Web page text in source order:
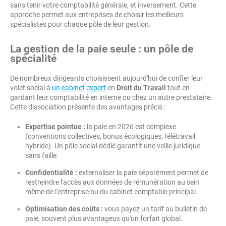
sans tenir votre comptabilité générale, et inversement. Cette
approche permet aux entreprises de choisir les meilleurs
spécialistes pour chaque pôle de leur gestion.
La gestion de la paie seule : un pôle de
spécialité
De nombreux dirigeants choisissent aujourd'hui de confier leur
volet social à un cabinet expert en Droit du Travail tout en
gardant leur comptabilité en interne ou chez un autre prestataire.
Cette dissociation présente des avantages précis :
Expertise pointue : la paie en 2026 est complexe
(conventions collectives, bonus écologiques, télétravail
hybride). Un pôle social dédié garantit une veille juridique
sans faille.
Confidentialité : externaliser la paie séparément permet de
restreindre l'accès aux données de rémunération au sein
même de l'entreprise ou du cabinet comptable principal.
Optimisation des coûts : vous payez un tarif au bulletin de
paie, souvent plus avantageux qu'un forfait global.